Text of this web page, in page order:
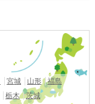
宮城 山形
福島
栃木
茨城